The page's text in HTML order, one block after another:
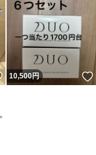
いいね！
10,500円